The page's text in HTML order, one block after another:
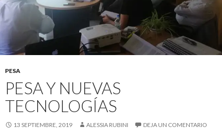
PESA
PESA Y NUEVAS
TECNOLOGÍAS
13 SEPTIEMBRE, 2019 ALESSIA RUBINI DEJA UN COMENTARIO